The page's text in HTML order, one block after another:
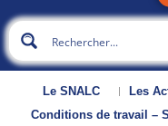
Le SNALC Les
Conditions de travail –